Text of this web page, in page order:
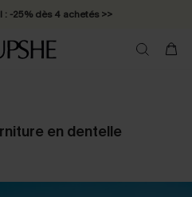
: -25% dès 4 achetés >>
en dentelle